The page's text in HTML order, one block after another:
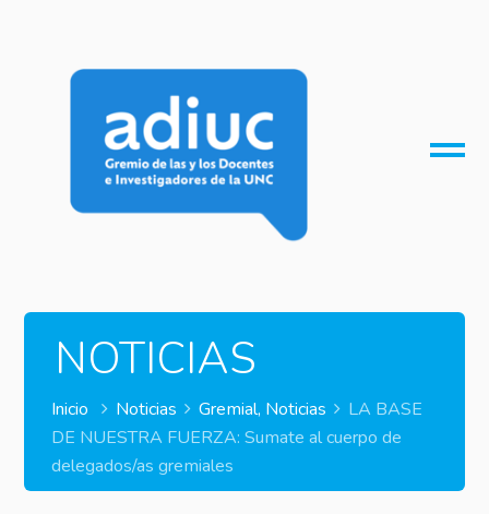
NOTICIAS
Inicio Noticias Gremial, Noticias
LA BASE
DE NUESTRA FUERZA: Sumate al cuerpo de
delegados/as gremiales